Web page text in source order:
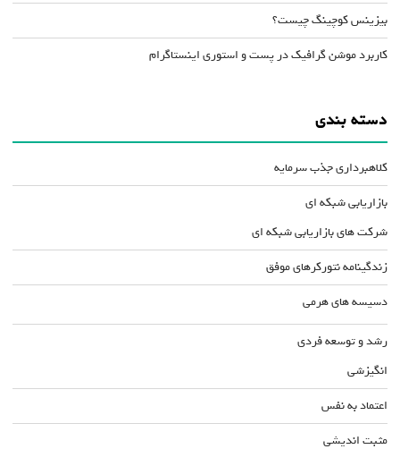
بیزینس کوچینگ چیست؟
کاربرد موشن گرافیک در پست و استوری اینستاگرام
دسته بندی
کلاهبرداری جذب سرمایه
بازاریابی شبکه ای
شرکت های بازاریابی شبکه ای
زندگینامه نتورکرهای موفق
دسیسه های هرمی
رشد و توسعه فردی
انگیزشی
اعتماد به نفس
مثبت اندیشی